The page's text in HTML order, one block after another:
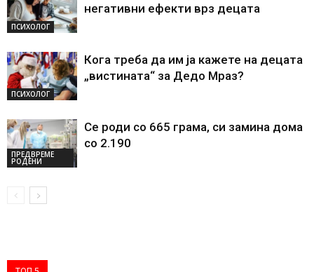
ПСИХОЛОГ
негативни ефекти врз децата
ПСИХОЛОГ
Кога треба да им ја кажете на децата
„вистината“ за Дедо Мраз?
ПРЕДВРЕМЕ
РОДЕНИ
Се роди со 665 грама, си замина дома
со 2.190